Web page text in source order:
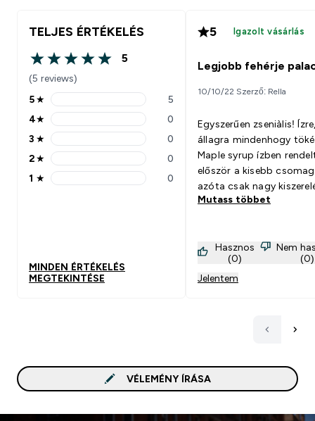
TELJES ÉRTÉKELÉS
5 out of 5 stars
5
(5 reviews)
5 stars rating 5 reviews
5★ 5
4 stars rating 0 reviews
4★ 0
3 stars rating 0 reviews
3 ★ 0
2 stars rating 0 reviews
2★ 0
1 stars rating 0 reviews
1 ★ 0
MINDEN ÉRTÉKELÉS
MEGTEKINTÉSE
5 Igazolt vásárlás
Legjobb fehérje
10/10/22 Szerző: Rella
Egyszerűen zseniàlis!
állagra mindenhogy
Maple syrup ízben
először a kisebb
azóta csak nagy
rendelem! Tökéletesek a
tej
Mutass többet
Hasznos
(0)
Nem
(0)
Jelentem
VÉLEMÉNY ÍRÁSA